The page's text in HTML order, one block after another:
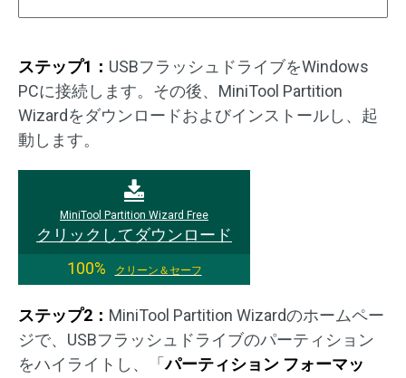
ステップ1： USBフラッシュドライブをWindows
PCに接続します。その後、MiniTool Partition
Wizardをダウンロードおよびインストールし、起
動します。
MiniTool Partition Wizard Free
クリックしてダウンロード
100%
クリーン＆セーフ
ステップ2： MiniTool Partition Wizardのホームペー
ジで、USBフラッシュドライブのパーティション
をハイライトし、「パーティション フォーマッ